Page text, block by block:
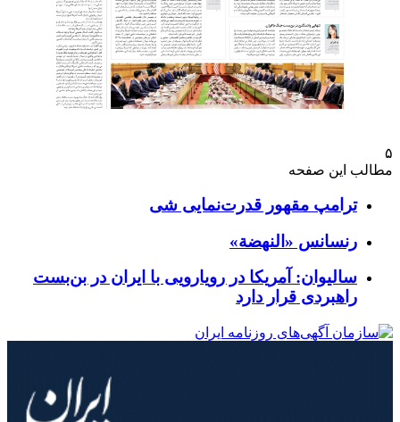
۵
مطالب این صفحه
تر‌امپ مقهور قدرت‌نمایی شی
رنسانس «النهضة»
سالیوان: آمریکا در رویارویی با ایران در بن‌بست
راهبردی قرار دارد